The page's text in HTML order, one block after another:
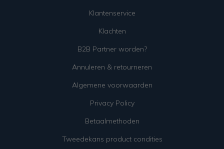
Klantenservice
Klachten
B2B Partner worden?
Annuleren & retourneren
Algemene voorwaarden
Privacy Policy
Betaalmethoden
Tweedekans product condities